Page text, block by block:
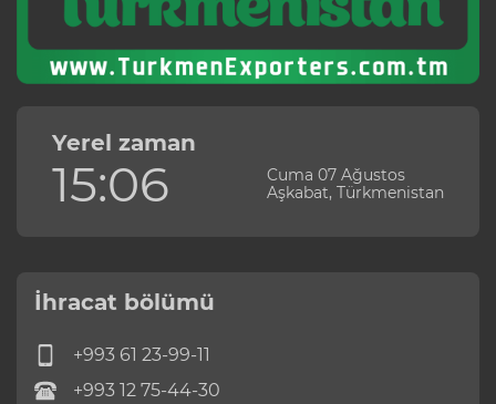
Yerel zaman
15:06
Cuma 07 Ağustos
Aşkabat, Türkmenistan
İhracat bölümü
+993 61 23-99-11
+993 12 75-44-30